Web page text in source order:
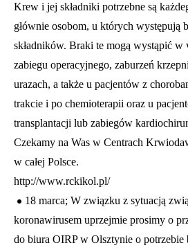
Krew i jej składniki potrzebne są
głównie osobom, u których występują
składników. Braki te mogą wystąpić
zabiegu operacyjnego, zaburzeń
urazach, a także u pacjentów z
trakcie i po chemioterapii oraz u
transplantacji lub zabiegów
Czekamy na Was w Centrach
w całej Polsce.
http://www.rckikol.pl/
• 18 marca; W związku z sytuacją
koronawirusem uprzejmie prosimy o
do biura OIRP w Olsztynie o potrzebie